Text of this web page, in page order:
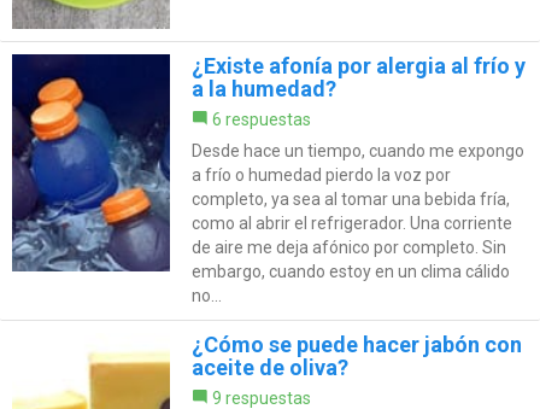
¿Existe afonía por alergia al frío y
a la humedad?
6 respuestas
Desde hace un tiempo, cuando me expongo
a frío o humedad pierdo la voz por
completo, ya sea al tomar una bebida fría,
como al abrir el refrigerador. Una corriente
de aire me deja afónico por completo. Sin
embargo, cuando estoy en un clima cálido
no...
¿Cómo se puede hacer jabón con
aceite de oliva?
9 respuestas